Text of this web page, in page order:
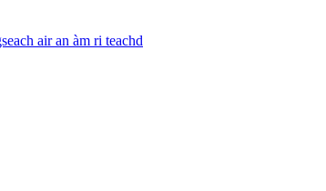
air an àm ri teachd